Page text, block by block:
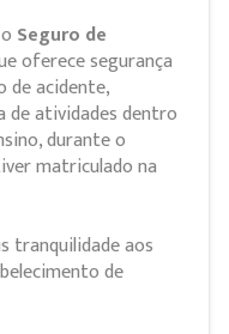
Seguro de
oferece segurança
de acidente,
de atividades dentro
durante o
matriculado na
tranquilidade aos
de